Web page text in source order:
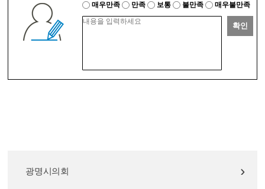
매우만족 만족 보통 불만족 매우불만족
확인
광명시의회